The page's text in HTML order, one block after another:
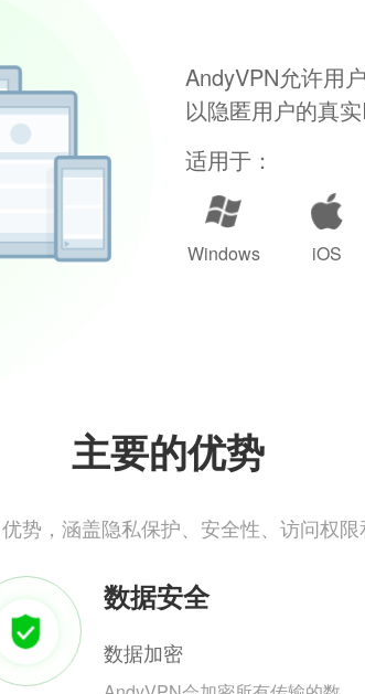
AndyVPN允许用
以隐匿用户的真
适用于：
Windows iOS
主要的优势
势，涵盖隐私保护、安全性、访问权
数据安全
数据加密